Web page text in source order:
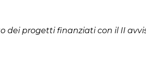
dei progetti finanziati con il II